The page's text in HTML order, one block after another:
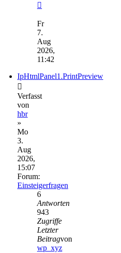
Beitrag
Fr
7.
Aug
2026,
11:42
IpHtmlPanel1.PrintPreview
Verfasst
von
hbr
»
Mo
3.
Aug
2026,
15:07
Forum:
Einsteigerfragen
6
Antworten
943
Zugriffe
Letzter
Beitragvon
wp_xyz